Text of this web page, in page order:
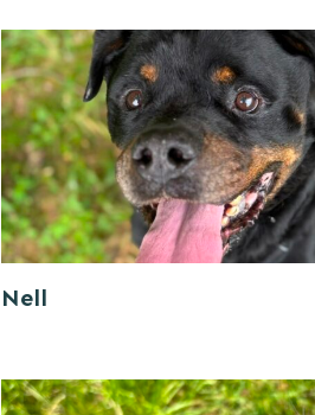
Nell